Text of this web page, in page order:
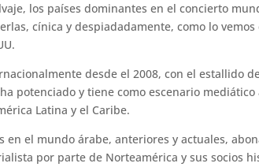
los países dominantes en el concierto
cínica y despiadadamente, como lo
desde el 2008, con el estallido
potenciado y tiene como escenario
Latina y el Caribe.
en el mundo árabe, anteriores y actuales,
por parte de Norteamérica y sus socios